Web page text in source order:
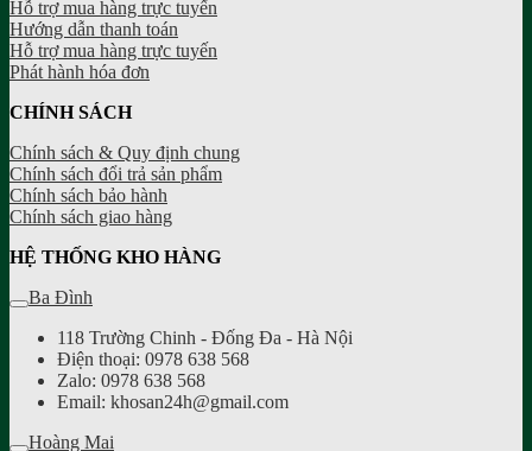
Hỗ trợ mua hàng trực tuyến
Hướng dẫn thanh toán
Hỗ trợ mua hàng trực tuyến
Phát hành hóa đơn
CHÍNH SÁCH
Chính sách & Quy định chung
Chính sách đổi trả sản phẩm
Chính sách bảo hành
Chính sách giao hàng
HỆ THỐNG KHO HÀNG
Ba Đình
118 Trường Chinh - Đống Đa - Hà Nội
Điện thoại: 0978 638 568
Zalo: 0978 638 568
Email: khosan24h@gmail.com
Hoàng Mai